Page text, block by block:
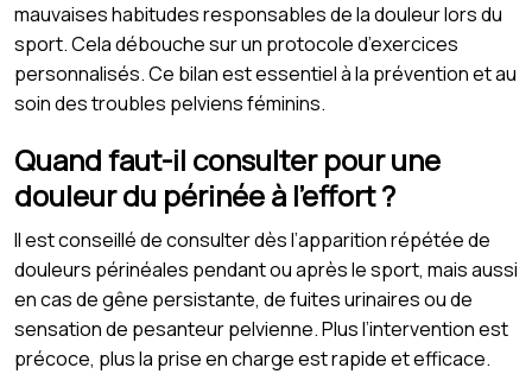
mauvaises habitudes responsables de la douleur lors du
sport. Cela débouche sur un protocole d’exercices
personnalisés. Ce bilan est essentiel à la prévention et au
soin des troubles pelviens féminins.
Quand faut-il consulter pour une
douleur du périnée à l’effort ?
Il est conseillé de consulter dès l’apparition répétée de
douleurs périnéales pendant ou après le sport, mais aussi
en cas de gêne persistante, de fuites urinaires ou de
sensation de pesanteur pelvienne. Plus l’intervention est
précoce, plus la prise en charge est rapide et efficace.